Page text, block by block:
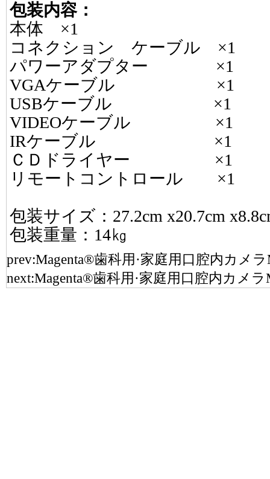
包装内容：
本体 ×1
コネクション ケーブル ×1
パワーアダプター ×1
VGAケーブル ×1
USBケーブル ×1
VIDEOケーブル ×1
IRケーブル ×1
ＣＤドライヤー ×1
リモートコントロール ×1
包装サイズ：27.2cm x20.7cm
包装重量：14㎏
prev:Magenta®歯科用·家庭用口腔内カメ
next:Magenta®歯科用·家庭用口腔内カメラ